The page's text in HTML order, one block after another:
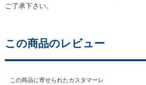
ご了承下さい。
この商品のレビュー
この商品に寄せられたカスタマーレ